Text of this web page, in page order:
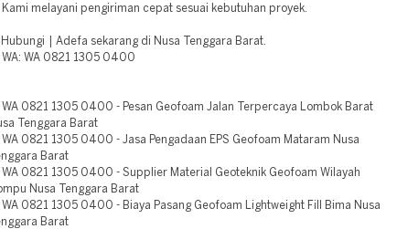
Kami melayani pengiriman cepat sesuai kebutuhan proyek.
| Adefa sekarang di Nusa Tenggara Barat.
WA: WA 0821 1305 0400
WA 0821 1305 0400 - Pesan Geofoam Jalan Terpercaya Lombok Barat
Tenggara Barat
WA 0821 1305 0400 - Jasa Pengadaan EPS Geofoam Mataram Nusa
Barat
WA 0821 1305 0400 - Supplier Material Geoteknik Geofoam Wilayah
Nusa Tenggara Barat
WA 0821 1305 0400 - Biaya Pasang Geofoam Lightweight Fill Bima Nusa
Barat